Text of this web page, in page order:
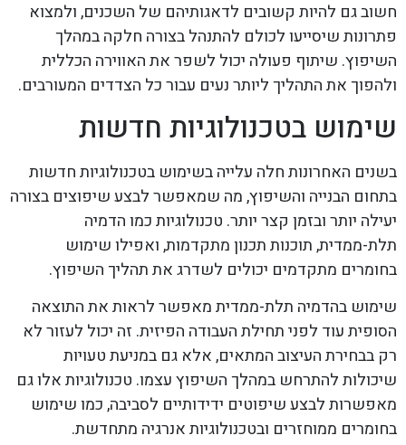
חשוב גם להיות קשובים לדאגותיהם של השכנים, ולמצוא
פתרונות שיסייעו לכולם להתנהל בצורה חלקה במהלך
השיפוץ. שיתוף פעולה יכול לשפר את האווירה הכללית
ולהפוך את התהליך ליותר נעים עבור כל הצדדים המעורבים.
שימוש בטכנולוגיות חדשות
בשנים האחרונות חלה עלייה בשימוש בטכנולוגיות חדשות
בתחום הבנייה והשיפוץ, מה שמאפשר לבצע שיפוצים בצורה
יעילה יותר ובזמן קצר יותר. טכנולוגיות כמו הדמיה
תלת-ממדית, תוכנות תכנון מתקדמות, ואפילו שימוש
בחומרים מתקדמים יכולים לשדרג את תהליך השיפוץ.
שימוש בהדמיה תלת-ממדית מאפשר לראות את התוצאה
הסופית עוד לפני תחילת העבודה הפיזית. זה יכול לעזור לא
רק בבחירת העיצוב המתאים, אלא גם במניעת טעויות
שיכולות להתרחש במהלך השיפוץ עצמו. טכנולוגיות אלו גם
מאפשרות לבצע שיפוטים ידידותיים לסביבה, כמו שימוש
בחומרים ממוחזרים ובטכנולוגיות אנרגיה מתחדשת.